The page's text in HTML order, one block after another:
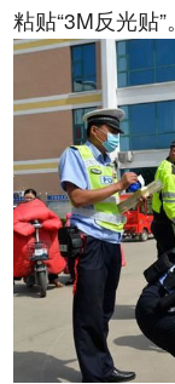
粘贴“3M反光贴”。